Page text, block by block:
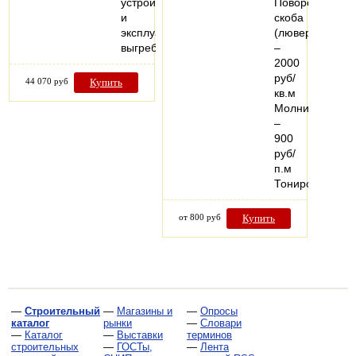
и
эксплуатации
выгребной…
44 070 руб Купить
скоба
(люверс)
–
2000
руб/
кв.м
Молния
–
900
руб/
п.м
от 800 руб Купить
— Строительный
каталог
— Каталог
строительных
— Магазины и
рынки
— Выставки
— ГОСТы,
— Опросы
— Словари
терминов
— Лента